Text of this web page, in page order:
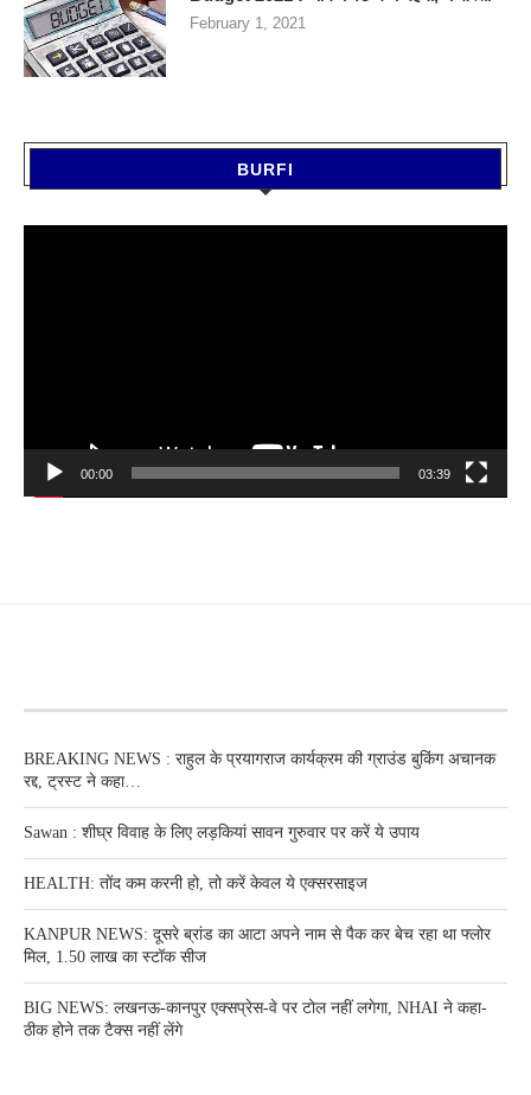
February 1, 2021
BURFI
00:00 03:39
BREAKING NEWS : राहुल के प्रयागराज कार्यक्रम की ग्राउंड बुकिंग अचानक
रद्द, ट्रस्ट ने कहा…
Sawan : शीघ्र विवाह के लिए लड़कियां सावन गुरुवार पर करें ये उपाय
HEALTH: तोंद कम करनी हो, तो करें केवल ये एक्सरसाइज
KANPUR NEWS: दूसरे ब्रांड का आटा अपने नाम से पैक कर बेच रहा था फ्लोर
मिल, 1.50 लाख का स्टॉक सीज
BIG NEWS: लखनऊ-कानपुर एक्सप्रेस-वे पर टोल नहीं लगेगा, NHAI ने कहा-
ठीक होने तक टैक्स नहीं लेंगे